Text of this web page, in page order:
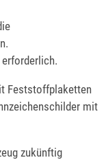
Feststoffplaketten
mit
zukünftig